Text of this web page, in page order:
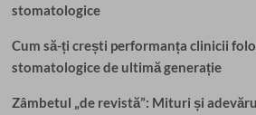
stomatologice
Cum să-ți crești performanța clinicii
stomatologice de ultimă generație
Zâmbetul „de revistă”: Mituri și